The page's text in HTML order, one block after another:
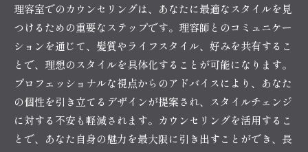
理想のスタイルを支える理容室のポリシー
スタイルに安心をもたらす理容室の信念
ポリシーに基づく理容室のスタイル提案
理容室での体験が生み出す新たな魅力
リラックスできる理容室での特別な体験
理容室の体験がもたらすスタイルの変化
理容室の体験で広がる自己表現
理容室でのカウンセリングは、あなたに最適なスタイルを見
つけるための重要なステップです。理容師とのコミュニケー
ションを通じて、髪質やライフスタイル、好みを共有するこ
とで、理想のスタイルを具体化することが可能になります。
プロフェッショナルな視点からのアドバイスにより、あなた
の個性を引き立てるデザインが提案され、スタイルチェンジ
に対する不安も軽減されます。カウンセリングを活用するこ
とで、あなた自身の魅力を最大限に引き出すことができ、長